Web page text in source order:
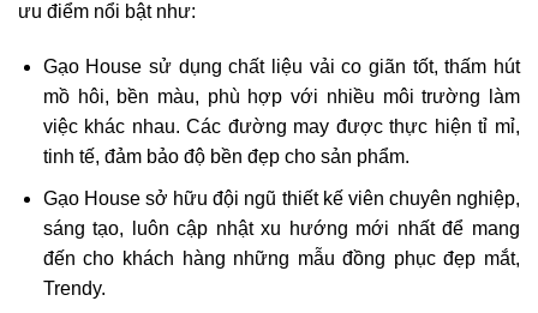
ưu điểm nổi bật như:
Gạo House sử dụng chất liệu vải co giãn tốt, thấm hút
mồ hôi, bền màu, phù hợp với nhiều môi trường làm
việc khác nhau. Các đường may được thực hiện tỉ mỉ,
tinh tế, đảm bảo độ bền đẹp cho sản phẩm.
Gạo House sở hữu đội ngũ thiết kế viên chuyên nghiệp,
sáng tạo, luôn cập nhật xu hướng mới nhất để mang
đến cho khách hàng những mẫu đồng phục đẹp mắt,
Trendy.